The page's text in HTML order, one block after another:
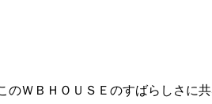
のＷＢＨＯＵＳＥのすばらしさに